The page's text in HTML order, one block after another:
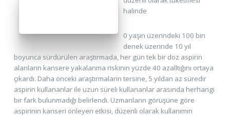
halinde
0 yaşın üzerindeki 100 bin
denek üzerinde 10 yıl
boyunca sürdürülen araştırmada, her gün tek bir doz aspirin
alanların kansere yakalanma riskinin yüzde 40 azalltığını ortaya
çıkardı. Daha önceki araştırmaların tersine, 5 yıldan az süredir
aspirin kullananlar ile uzun süreli kullananlar arasında herhangi
bir fark bulunmadığı belirlendi. Uzmanların görüşüne göre
aspirinin kanseri önleyen etkisi, düzenli olarak kullanımın